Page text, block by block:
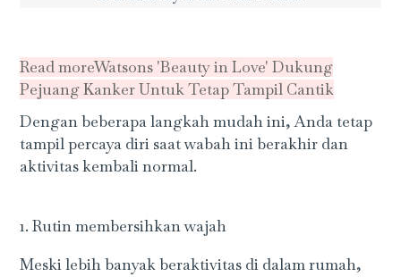
Read moreWatsons 'Beauty in Love' Dukung
Pejuang Kanker Untuk Tetap Tampil Cantik
Dengan beberapa langkah mudah ini, Anda tetap
tampil percaya diri saat wabah ini berakhir dan
aktivitas kembali normal.
1. Rutin membersihkan wajah
Meski lebih banyak beraktivitas di dalam rumah,